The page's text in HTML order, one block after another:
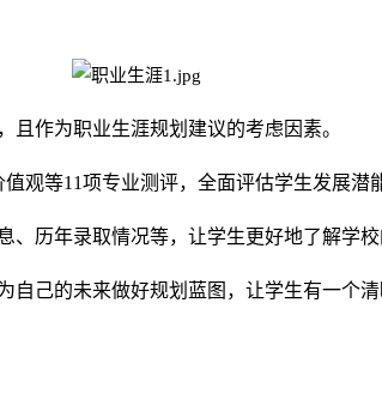
作为职业生涯规划建议的考虑因素。
观等11项专业测评，全面评估学生发展潜
历年录取情况等，让学生更好地了解学
己的未来做好规划蓝图，让学生有一个清